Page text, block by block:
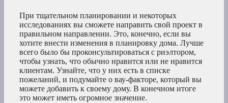
При тщательном планировании и некоторых
исследованиях вы сможете направить свой проект в
правильном направлении. Это, конечно, если вы
хотите внести изменения в планировку дома. Лучше
всего было бы проконсультироваться с риэлтором,
чтобы узнать, что обычно нравится или не нравится
клиентам. Узнайте, что у них есть в списке
пожеланий, и подумайте о вау-факторе, который вы
можете добавить к своему дому. В конечном итоге
это может иметь огромное значение.